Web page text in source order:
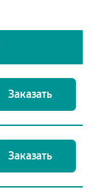
Заказать
Заказать